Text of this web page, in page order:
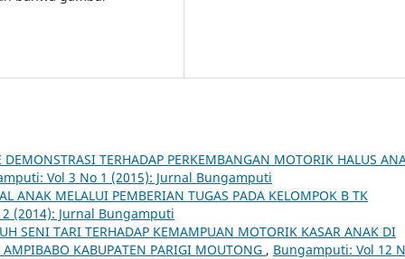
DEMONSTRASI TERHADAP PERKEMBANGAN MOTORIK HALUS
Vol 3 No 1 (2015): Jurnal Bungamputi
ANAK MELALUI PEMBERIAN TUGAS PADA KELOMPOK B TK
(2014): Jurnal Bungamputi
SENI TARI TERHADAP KEMAMPUAN MOTORIK KASAR ANAK DI
KABUPATEN PARIGI MOUTONG , Bungamputi: Vol 12